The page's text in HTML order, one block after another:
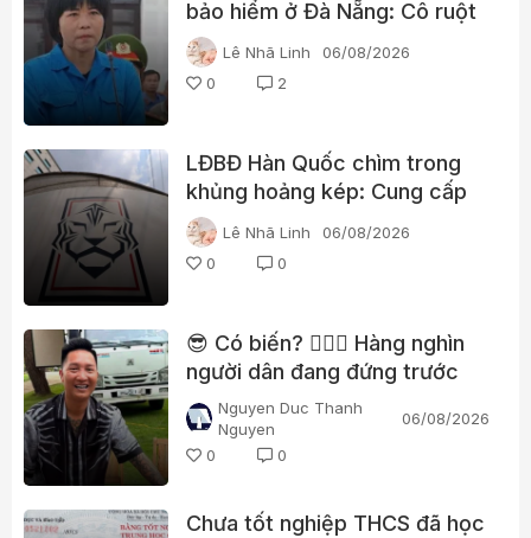
bảo hiểm ở Đà Nẵng: Cô ruột
phát hiện dấu hiệu bất thường
Lê Nhã Linh
06/08/2026
0
2
LĐBĐ Hàn Quốc chìm trong
khủng hoảng kép: Cung cấp
gái gọi cho trọng tài, cảnh sát
đột kích trụ sở
Lê Nhã Linh
06/08/2026
0
0
😎 Có biến? 👮🏻‍♂️ Hàng nghìn
người dân đang đứng trước
nhà Huấn “hoa hồng”?
Nguyen Duc Thanh
Nguyen
06/08/2026
0
0
Chưa tốt nghiệp THCS đã học